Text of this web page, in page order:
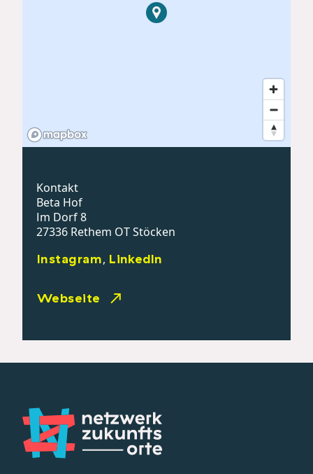
Kontakt
Beta Hof
Im Dorf 8
27336 Rethem OT Stöcken
Instagram, LinkedIn
Webseite